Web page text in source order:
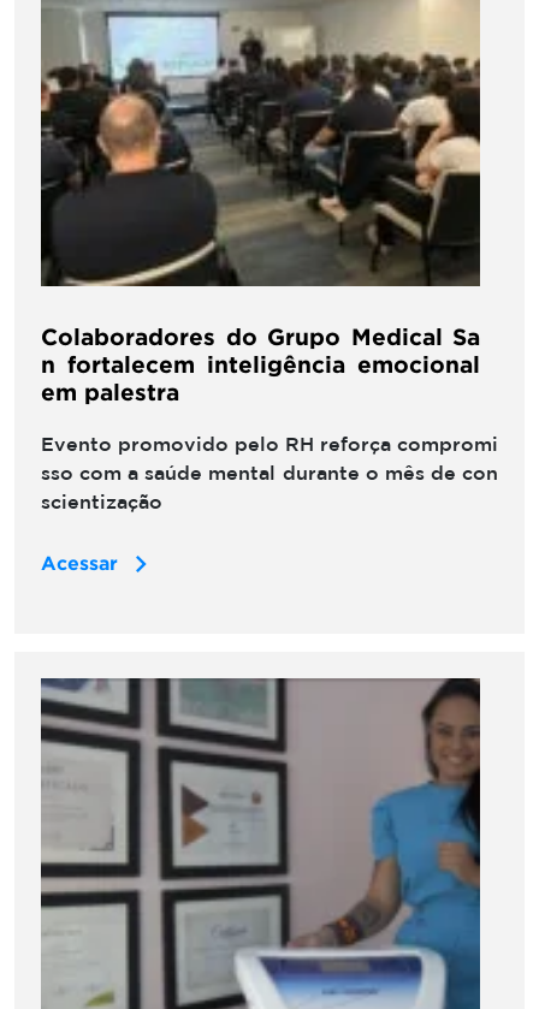
Colaboradores do Grupo Medical Sa
n fortalecem inteligência emocional
em palestra
Evento promovido pelo RH reforça compromi
sso com a saúde mental durante o mês de con
scientização
Acessar